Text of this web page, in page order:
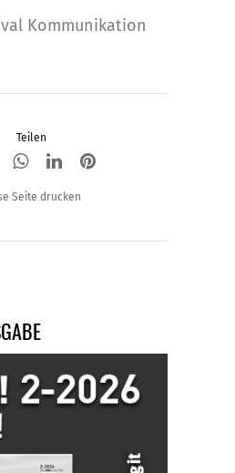
Kommunikation
Teilen
Seite drucken